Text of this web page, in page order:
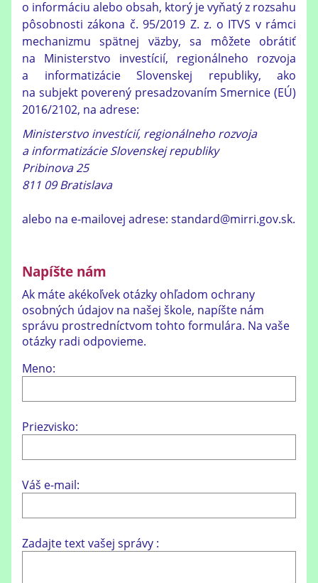
o informáciu alebo obsah, ktorý je vyňatý z rozsahu
pôsobnosti zákona č. 95/2019 Z. z. o ITVS v rámci
mechanizmu spätnej väzby, sa môžete obrátiť
na Ministerstvo investícií, regionálneho rozvoja
a informatizácie Slovenskej republiky, ako
na subjekt poverený presadzovaním Smernice (EÚ)
2016/2102, na adrese:
Ministerstvo investícií, regionálneho rozvoja
a informatizácie Slovenskej republiky
Pribinova 25
811 09 Bratislava
alebo na e-mailovej adrese: standard@mirri.gov.sk.
Napíšte nám
Ak máte akékoľvek otázky ohľadom ochrany
osobných údajov na našej škole, napíšte nám
správu prostredníctvom tohto formulára. Na vaše
otázky radi odpovieme.
Meno:
Priezvisko:
Váš e-mail:
Zadajte text vašej správy :